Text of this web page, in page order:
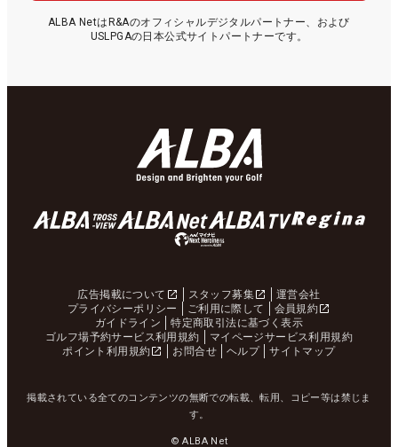
ALBA NetはR&Aのオフィシャルデジタルパートナー、および
USLPGAの日本公式サイトパートナーです。
広告掲載について スタッフ募集
運営会社
プライバシーポリシー
ご利用に際して
会員規約
ガイドライン
特定商取引法に基づく表示
ゴルフ場予約サービス利用規約
マイページサービス利用規約
ポイント利用規約
お問合せ ヘルプ サイトマップ
掲載されている全てのコンテンツの無断での転載、転用、コピー等は禁じま
す。
© ALBA Net